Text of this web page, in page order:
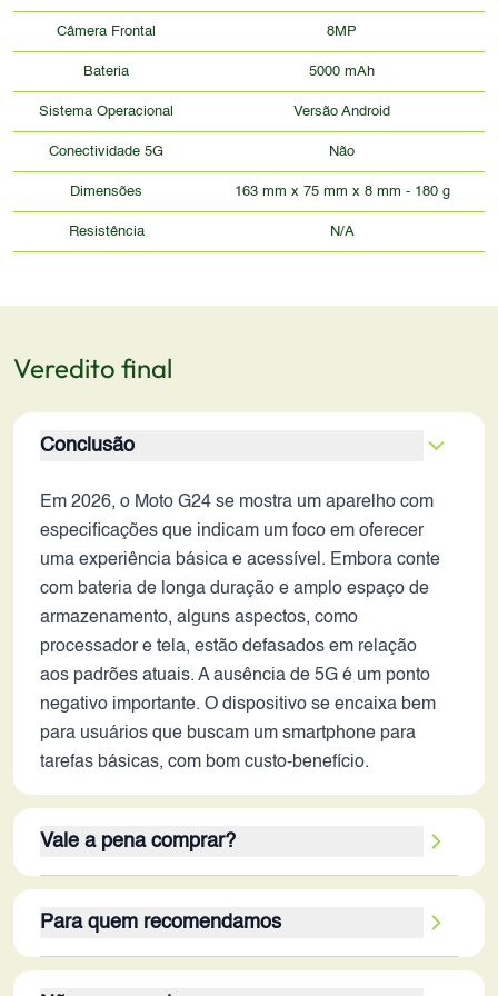
Câmera Frontal 8MP
Bateria 5000 mAh
Sistema Operacional Versão Android
Conectividade 5G Não
Dimensões 163 mm x 75 mm x 8 mm - 180 g
Resistência N/A
Veredito final
Conclusão
Em 2026, o Moto G24 se mostra um aparelho com
especificações que indicam um foco em oferecer
uma experiência básica e acessível. Embora conte
com bateria de longa duração e amplo espaço de
armazenamento, alguns aspectos, como
processador e tela, estão defasados em relação
aos padrões atuais. A ausência de 5G é um ponto
negativo importante. O dispositivo se encaixa bem
para usuários que buscam um smartphone para
tarefas básicas, com bom custo-benefício.
Vale a pena comprar?
depende das necessidades do usuário. Se o
objetivo é um smartphone para uso básico, com
Para quem recomendamos